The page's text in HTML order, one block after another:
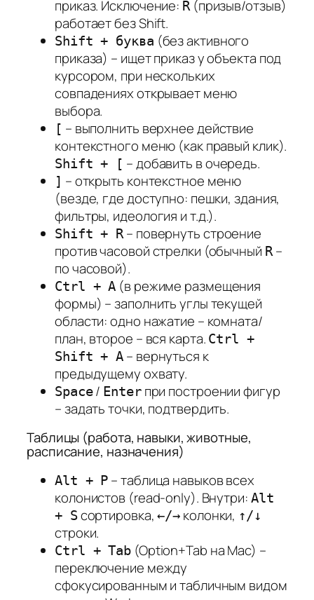
приказ. Исключение: R(призыв/отзыв)
работает без Shift.
Shift + буква (без активного
приказа) – ищет приказ у объекта под
курсором, при нескольких
совпадениях открывает меню
выбора.
[ – выполнить верхнее действие
контекстного меню (как правый клик).
Shift + [ – добавить в очередь.
] – открыть контекстное меню
(везде, где доступно: пешки, здания,
фильтры, идеология и т.д.).
Shift + R– повернуть строение
против часовой стрелки (обычный R–
по часовой).
Ctrl + A (в режиме размещения
формы) – заполнить углы текущей
области: одно нажатие – комната/
план, второе – вся карта. Ctrl +
Shift + A – вернуться к
предыдущему охвату.
Space/ Enterпри построении фигур
– задать точки, подтвердить.
Таблицы (работа, навыки, животные,
расписание, назначения)
Alt + P – таблица навыков всех
колонистов (read-only). Внутри: Alt
+ Sсортировка,←/→ колонки, ↑/↓
строки.
Ctrl + Tab (Option+Tab на Mac) –
переключение между
сфокусированным и табличным видом